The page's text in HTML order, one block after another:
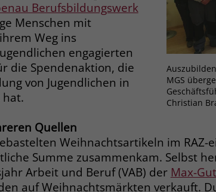
MGS
Christian
Berufsbildungswerk
Menschen mit
Weg ins
engagierten
die Spendenaktion, die
von Jugendlichen in
hat.
Quellen
Weihnachtsartikeln im RAZ-
Summe zusammenkam. Selbst
Arbeit und Beruf (VAB) der Max-
auf Weihnachtsmärkten verkauft.
Name PHPSESSID
Anbieter
Laufzeit Session
Zweck
Behält die Zustände des
Name cookie_optin
Anbieter www.stiftung-liebenau.de
Zweck
dass Aktionen, die bei späteren
derselben Website durchgeführt
derselben Benutzerkennung
werden.
Name _clsk
Laufzeit 1 Jahr
Zweck
Microsoft Clarity setzt dieses
Seitenaufrufe eines Benutzers